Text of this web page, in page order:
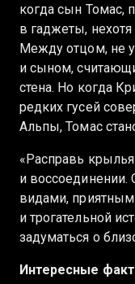
когда сын Томас,
в гаджеты,
Между отцом, не
и сыном,
стена. Но когда
редких гусей
Альпы, Томас
«Расправь
и воссоединении.
видами,
и трогательной
задуматься о
Интересные